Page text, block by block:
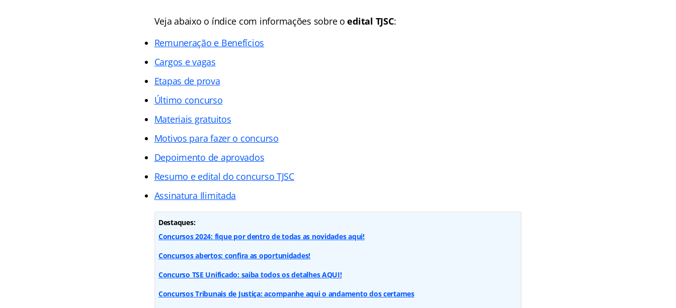
Veja abaixo o índice com informações sobre oedital TJSC:
Remuneração e Benefícios
Cargos e vagas
Etapas de prova
Último concurso
Materiais gratuitos
Motivos para fazer o concurso
Depoimento de aprovados
Resumo e edital do concurso TJSC
Assinatura Ilimitada
Destaques:
Concursos 2024: fique por dentro de todas as novidades aqui!
Concursos abertos: confira as oportunidades!
Concurso TSE Unificado: saiba todos os detalhes AQUI!
Concursos Tribunais de Justiça: acompanhe aqui o andamento dos certames